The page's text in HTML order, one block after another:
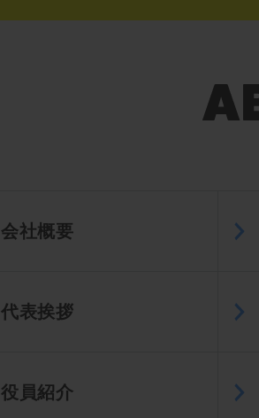
会社概要
代表挨拶
役員紹介